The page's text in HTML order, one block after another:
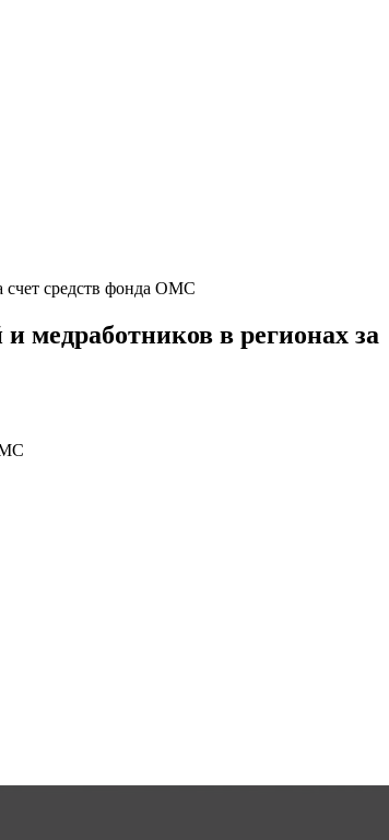
счет средств фонда ОМС
медработников в регионах за